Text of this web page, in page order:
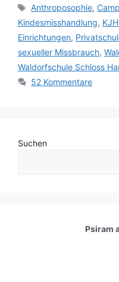
Schlagwörter
Anthroposophie,
Kindesmisshandlung,
Einrichtungen,
sexueller Missbrauch,
Waldorfschule Schloss
52 Kommentare
Suchen
Psiram